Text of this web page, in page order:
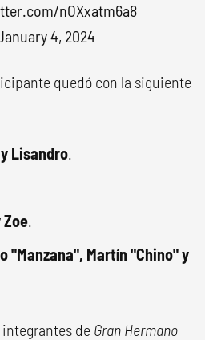
nOXxatm6a8
4, 2024
quedó con la siguiente
Lisandro.
Zoe.
"Manzana", Martín "Chino" y
de Gran Hermano